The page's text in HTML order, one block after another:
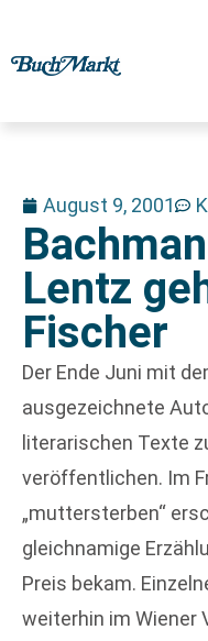
August 9, 2001
Lentz
Fischer
Der Ende Juni mit
ausgezeichnete
literarischen Texte
veröffentlichen. Im
„muttersterben“
gleichnamige
Preis bekam.
weiterhin im Wiener